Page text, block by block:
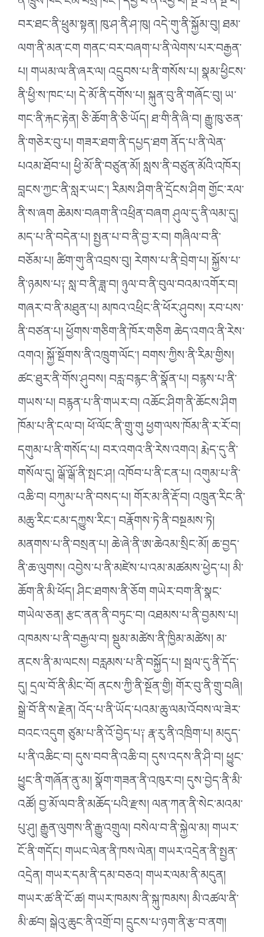
བར་ཐང་ནི་ཕྲུམ་སྟན། ཁུ་ཤ་ནི་ཤ་ཁུ། འདེ་གུ་ནི་སྐྱོམ་བུ། ཐམ་
ལག་ནི་མན་ངག གནང་བར་བཞག་པ་ནི་ལེགས་པར་བརྒྱན་
པ། གཡམ་ལ་ནི་ཞར་ལ། འདྲུབས་པ་ནི་གསོས་པ། སྣམ་ཕྱིངས་
ནི་ཕྱི་ས་ཁང་པ། དེ་མོ་ནི་དགོས་པ། སྐུན་བུ་ནི་གཞོང་བུ། ཡ་
གང་ནི་རྐང་རྟེན། ཅི་ཆོག་ནི་ཅི་ཡོད། ཐ་གི་ནི་ཞི་བ། རྒྱུ་ཁུ་ཅན་
ནི་གཅེར་བུ་པ། གཟར་ཐག་ནི་དཔྱད་ཐག ནོད་པ་ནི་ལེན་
པའམ་ཐོབ་པ། ཕྱི་མོ་ནི་བཙུན་མོ། སླས་ནི་བཙུན་མོའི་འཁོར།
བླངས་ཀྱང་ནི་སླར་ཡང༌། རིམས་ཤིག་ནི་དྲོངས་ཤིག གྱོང་རལ་
ནི་ས་ཞག ཆེམས་བཞག་ནི་འཕྲིན་བཞག ཤུལ་དུ་ནི་ལམ་དུ།
མད་པ་ནི་བདེན་པ། སྤྱན་པ་བ་ནི་བྱ་ར་བ། གཞིལ་བ་ནི་
བཅོམ་པ། ཚིག་གུ་ནི་འབྲས་བུ། རེགས་པ་ནི་བྲེག་པ། སྐྱོས་པ་
ནི་ཉམས་པ༑ སླ་བ་ནི་ཟླ་བ། ཉུལ་བ་ནི་བུལ་བའམ་འགོར་བ།
གཞར་བ་ནི་མཐུན་པ། མཁའ་འཕྲིང་ནི་ཕོར་ཤུབས། རབ་པས་
ནི་བཙན་པ། ཕྱོགས་གཅིག་ནི་ཁོར་གཅིག ཆེད་འགའ་ནི་རེས་
འགའ། སྐྱོ་སྔོགས་ནི་འཁྲུག་ལོང༌། བགས་ཀྱིས་ནི་རིམ་གྱིས།
ཚང་ཐུར་ནི་གོས་ཤུབས། བརླ་བརྙང་ནི་སྣོན་པ། བརྙས་པ་ནི་
གཡས་པ། བརྙན་པ་ནི་གཡར་བ། འཆོང་ཤིག་ནི་ཆོངས་ཤིག
ཁོམ་པ་ནི་ངལ་བ། ཕོ་ལོང་ནི་གྲུ་གུ ཕྱག་ལས་ཁོམ་ནི་ར་རོ་བ།
དགུམ་པ་ནི་གསོད་པ། བར་འགའ་ནི་རེས་འགའ། རྨེད་དུ་ནི་
གསོལ་དུ། ལྒོ་ལྒོ་ནི་སྤང་ཤ། འཁོབ་པ་ནི་ངན་པ། འགུམ་པ་ནི་
འཆི་བ། བཀུམ་པ་ནི་བསད་པ། གོར་མ་ནི་རྡོ་བ། འཁྲུན་རིང་ནི་
མཆུ་རིང་ངམ་དཀྱུས་རིང༌། བརྣོགས་ཏེ་ནི་བསྔམས་ཏེ།
མནགས་པ་ནི་བསྲན་པ། ཆེ་ཞེ་ནི་ཨ་ཆེའམ་སྲིང་མོ། ཆ་བྱད་
ནི་ཆ་ལུགས། འབྱེས་པ་ནི་མཛེས་པ་འམ་མཚམས་ཕྱེད་པ། མི་
ཆོག་ནི་མི་ཕོད། ཤིང་ཐགས་ནི་ཅོག གཡེར་བག་ནི་སྣང་
གཡེལ་ཅན། རྩང་ནན་ནི་བཏུང་བ། འཐམས་པ་ནི་བྱམས་པ།
འཁམས་པ་ནི་བརྒྱལ་བ། སྡུམ་མཚེས་ནི་ཁྱིམ་མཚེས། མ་
ནངས་ནི་མ་ལངས། བརླམས་པ་ནི་བསྐྱོད་པ། སྦལ་དུ་ནི་དོད་
དུ། དྲལ་བོ་ནི་མིང་བོ། ནངས་ཀྱི་ནི་སྔོན་གྱི། གོར་བུ་ནི་གྲུ་བཞི།
སྒྲེ་བོ་ནི་ས་རྗེན། འོད་པ་ནི་ཡོད་པའམ་ཆུ་ལམ་འོབས་ལ་ཟེར་
བའང་འདུག ཙུམ་པ་ནི་འོ་བྱེད་པ༑ རྣ་རུ་ནི་འཁྲིག་པ། མདུད་
པ་ནི་འཆིང་བ། དུས་བབ་ནི་འཆི་བ། དུས་འདས་ནི་ཤི་བ། ཕྱུང་
ཕྱུང་ནི་གཞོན་ནུ་མ། སྣོག་གཟན་ནི་འཁུར་བ། དུས་བྱེད་ནི་མི་
འཚོ། བྱ་མོ་ལབ་ནི་མཆོད་པའི་རྫས། ལན་ཀན་ནི་སེང་མའམ་
པུ་ཤུ། རྒྱུན་ལུགས་ནི་རྒྱུ་འགྲུལ། བསེལ་བ་ནི་སྐྱེལ་མ། གཡར་
ངོ་ནི་གདོང། གཡང་ལེན་ནི་ཁས་ལེན། གཡར་འདྲེན་ནི་སྤྱན་
འདྲེན། གཡར་དམ་ནི་དམ་བཅའ། གཡར་ལམ་ནི་མདུན།
གཡར་ཚ་ནི་ངོ་ཚ། གཡར་ཁམས་ནི་སྐུ་ཁམས། མི་འཚལ་ནི་
མི་ཚབ། སྒེའུ་ཆུང་ནི་འགྲོ་བ། དྲུངས་པ་ཉག་ནི་རྩ་བ་ནག།